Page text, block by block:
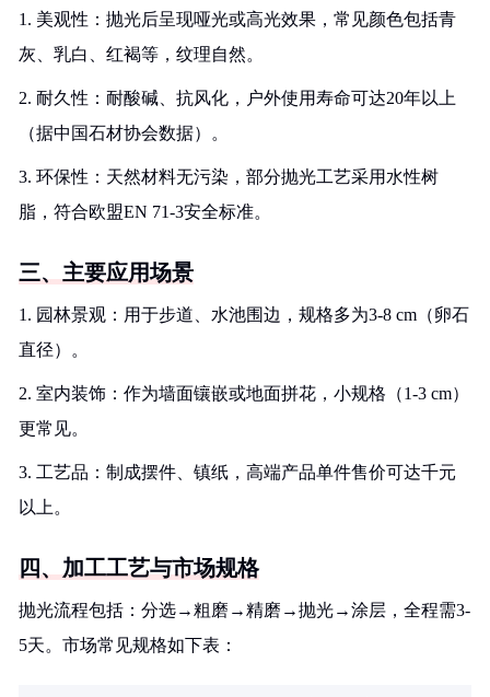
1. 美观性：抛光后呈现哑光或高光效果，常见颜色包括青
灰、乳白、红褐等，纹理自然。
2. 耐久性：耐酸碱、抗风化，户外使用寿命可达20年以上
（据中国石材协会数据）。
3. 环保性：天然材料无污染，部分抛光工艺采用水性树
脂，符合欧盟EN 71-3安全标准。
三、主要应用场景
1. 园林景观：用于步道、水池围边，规格多为3-8 cm（卵石
直径）。
2. 室内装饰：作为墙面镶嵌或地面拼花，小规格（1-3 cm）
更常见。
3. 工艺品：制成摆件、镇纸，高端产品单件售价可达千元
以上。
四、加工工艺与市场规格
抛光流程包括：分选→粗磨→精磨→抛光→涂层，全程需3-
5天。市场常见规格如下表：